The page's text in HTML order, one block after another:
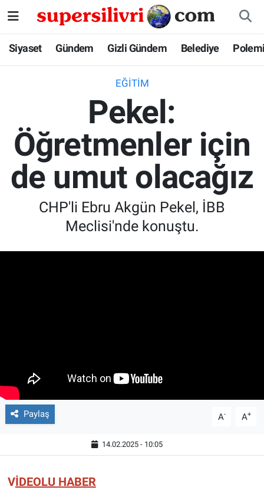
Siyaset Gündem Gizli Gündem Belediye
EĞITIM
Pekel:
Öğretmenler için
de umut olacağız
CHP'li Ebru Akgün Pekel, İBB
Meclisi'nde konuştu.
Paylaş A- A+
14.02.2025 - 10:05
VİDEOLU HABER
Siyaset
Gizli Gündem
Belediye
Polemik
İstanbul Nöbetçi Eczaneler
İstanbul Hava Durumu
İstanbul Namaz Vakitleri
İstanbul Trafik Yoğunluk Haritası
Süper Lig Puan Durumu ve Fikstür
Son Dakika Haberleri